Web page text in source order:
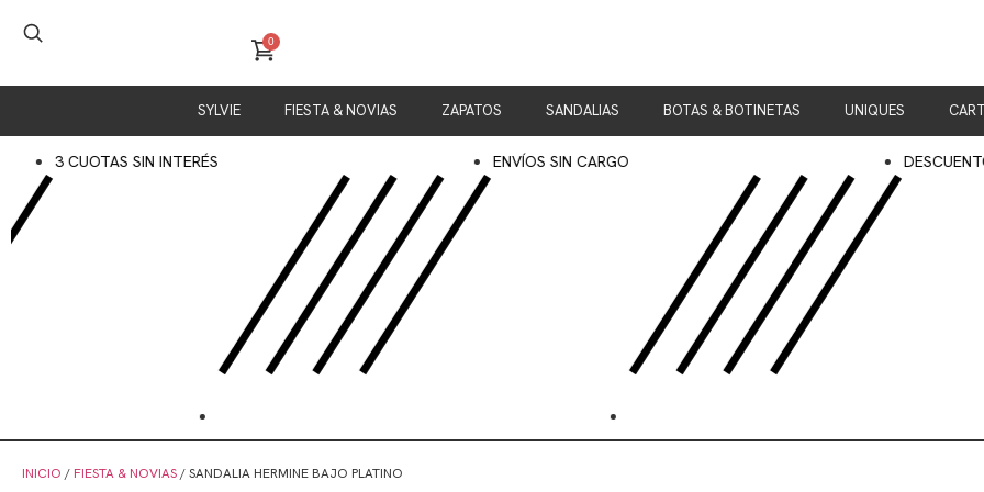
0
SYLVIE FIESTA & NOVIAS ZAPATOS SANDALIAS BOTAS & BOTINETAS UNIQUES
SIN INTERÉS ENVÍOS SIN CARGO DESCUENTOS EN
INICIO / FIESTA & NOVIAS/ SANDALIA HERMINE BAJO PLATINO